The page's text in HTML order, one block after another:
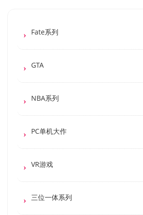
Fate系列
GTA
NBA系列
PC单机大作
VR游戏
三位一体系列